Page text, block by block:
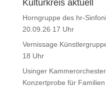
Kulturkreis aktuell
Horngruppe des hr-
20.09.26 17 Uhr
Vernissage
18 Uhr
Usinger
Konzertprobe für